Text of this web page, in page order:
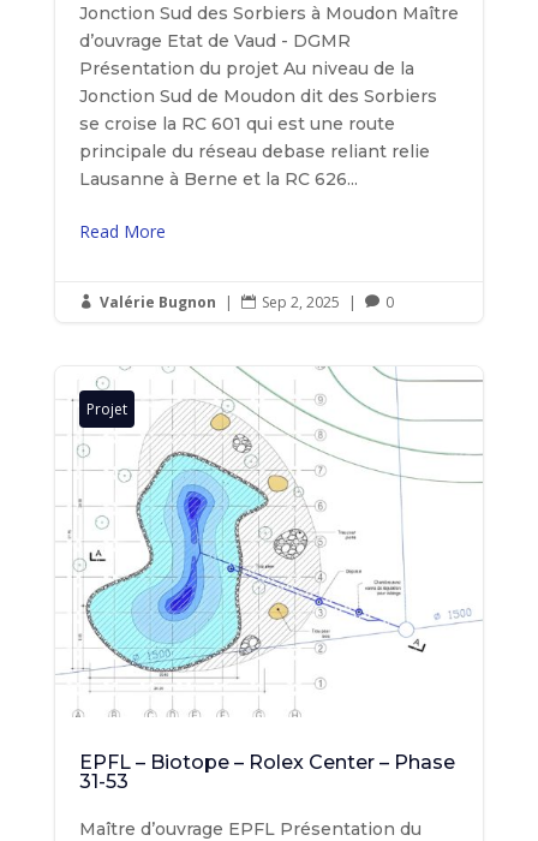
Jonction Sud des Sorbiers à Moudon Maître
d’ouvrage Etat de Vaud - DGMR
Présentation du projet Au niveau de la
Jonction Sud de Moudon dit des Sorbiers
se croise la RC 601 qui est une route
principale du réseau debase reliant relie
Lausanne à Berne et la RC 626...
Read More
 Valérie Bugnon |  Sep 2, 2025 |  0
Projet
EPFL – Biotope – Rolex Center – Phase
31-53
Maître d’ouvrage EPFL Présentation du